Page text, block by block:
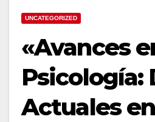
UNCATEGORIZED
«Avances
Psicología:
Actuales